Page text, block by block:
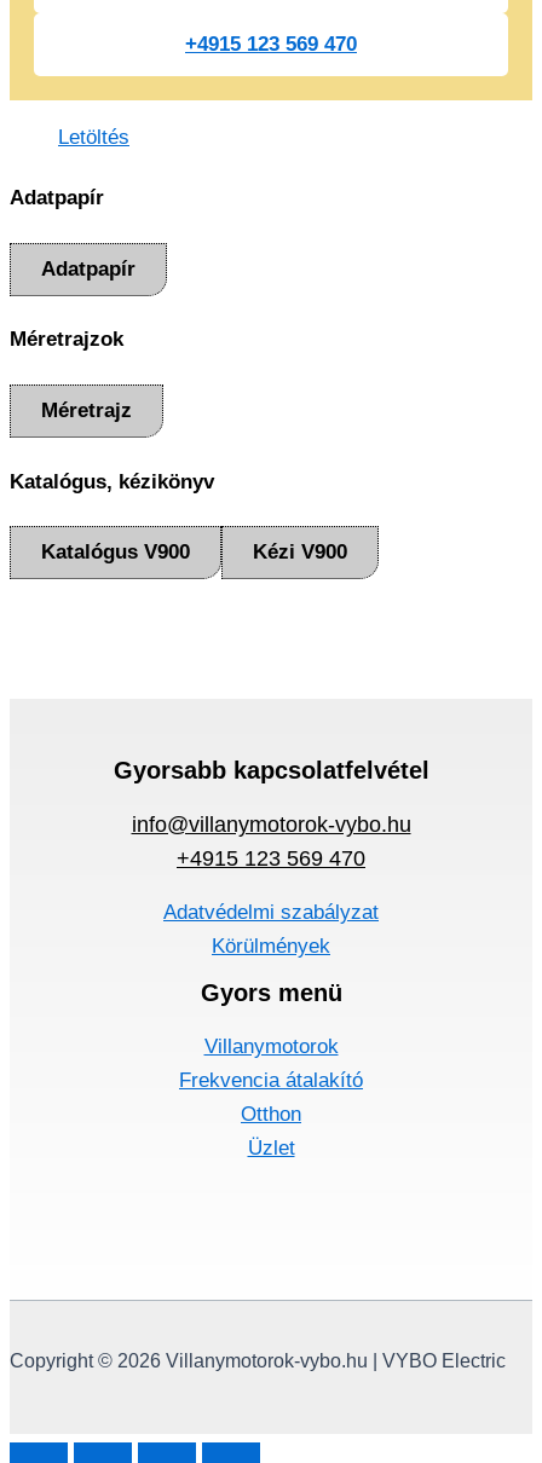
+4915 123 569 470
Letöltés
Adatpapír
Adatpapír
Méretrajzok
Méretrajz
Katalógus, kézikönyv
Katalógus V900 Kézi V900
Gyorsabb kapcsolatfelvétel
info@villanymotorok-vybo.hu
+4915 123 569 470
Adatvédelmi szabályzat
Körülmények
Gyors menü
Villanymotorok
Frekvencia átalakító
Otthon
Üzlet
Copyright © 2026 Villanymotorok-vybo.hu | VYBO Electric